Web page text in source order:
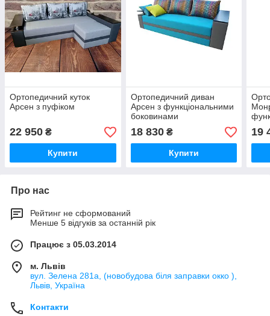
Ортопедичний куток
Арсен з пуфіком
22 950 ₴
Купити
Ортопедичний диван
Арсен з функціональними
боковинами
18 830₴
Купити
19
Про нас
Рейтинг не сформований
Менше 5 відгуків за останній рік
Працює з 05.03.2014
м. Львів
вул. Зелена 281а, (новобудова біля заправки окко ),
Львів, Україна
Контакти